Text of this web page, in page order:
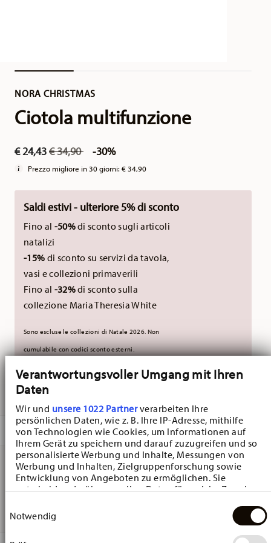
Verantwortungsvoller Umgang mit Ihren
Daten
Wir und unsere 1022 Partnerverarbeiten Ihre
persönlichen Daten, wie z. B. Ihre IP-Adresse, mithilfe
von Technologien wie Cookies, um Informationen auf
Ihrem Gerät zu speichern und darauf zuzugreifen und so
personalisierte Werbung und Inhalte, Messungen von
Werbung und Inhalten, Zielgruppenforschung sowie
Entwicklung von Angeboten zu ermöglichen. Sie
entscheiden darüber, wer Ihre Daten für welche Zwecke
Cookie-Erklärung oder durch Klicken auf das Privacy
Trigger Symbol ändern oder widerrufen
Notwendig
NORA CHRISTMAS
Ciotola multifunzione
€ 24,43Price reduced from
€ 34,90to -30%
Prezzo migliore in 30 giorni:€ 34,90
Saldi estivi - ulteriore 5% di sconto
Fino al -50%di sconto sugli articoli
natalizi
-15% di sconto su servizi da tavola,
vasi e collezioni primaverili
Fino al -32%di sconto sulla
collezione Maria Theresia White
Sono escluse le collezioni di Natale 2026. Non
cumulabile con codici sconto esterni.
CONSEGNATO IN 5-7 GIORNI LAVORATIVI
DESCRIZIONE
Hutschenreuther Nora Christmas Coppetta - Rotondo - Ø